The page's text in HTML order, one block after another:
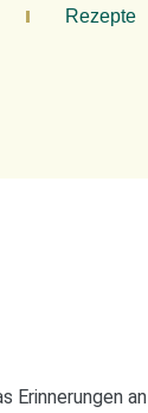
Rezepte
Erinnerungen an